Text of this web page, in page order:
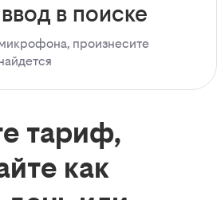
в поиске
произнесите
тариф,
как